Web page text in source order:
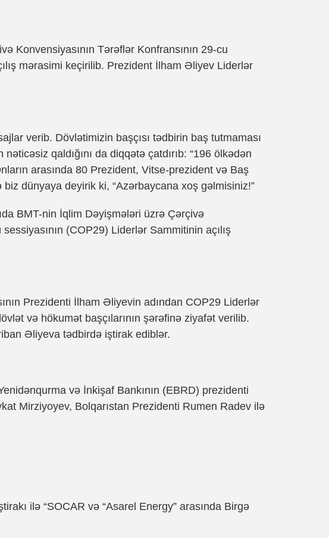
Konvensiyasının Tərəflər Konfransının 29-cu
mərasimi keçirilib. Prezident İlham Əliyev Liderlər
verib. Dövlətimizin başçısı tədbirin baş tutmaması
qaldığını da diqqətə çatdırıb: “196 ölkədən
arasında 80 Prezident, Vitse-prezident və Baş
dünyaya deyirik ki, “Azərbaycana xoş gəlmisiniz!”
BMT-nin İqlim Dəyişmələri üzrə Çərçivə
(COP29) Liderlər Sammitinin açılış
Prezidenti İlham Əliyevin adından COP29 Liderlər
və hökumət başçılarının şərəfinə ziyafət verilib.
Əliyeva tədbirdə iştirak ediblər.
və İnkişaf Bankının (EBRD) prezidenti
Mirziyoyev, Bolqarıstan Prezidenti Rumen Radev ilə
ilə “SOCAR və “Asarel Energy” arasında Birgə